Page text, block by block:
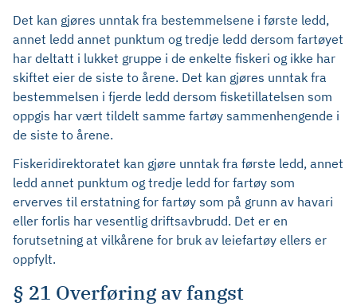
Det kan gjøres unntak fra bestemmelsene i første ledd,
annet ledd annet punktum og tredje ledd dersom fartøyet
har deltatt i lukket gruppe i de enkelte fiskeri og ikke har
skiftet eier de siste to årene. Det kan gjøres unntak fra
bestemmelsen i fjerde ledd dersom fisketillatelsen som
oppgis har vært tildelt samme fartøy sammenhengende i
de siste to årene.
Fiskeridirektoratet kan gjøre unntak fra første ledd, annet
ledd annet punktum og tredje ledd for fartøy som
erverves til erstatning for fartøy som på grunn av havari
eller forlis har vesentlig driftsavbrudd. Det er en
forutsetning at vilkårene for bruk av leiefartøy ellers er
oppfylt.
§ 21 Overføring av fangst